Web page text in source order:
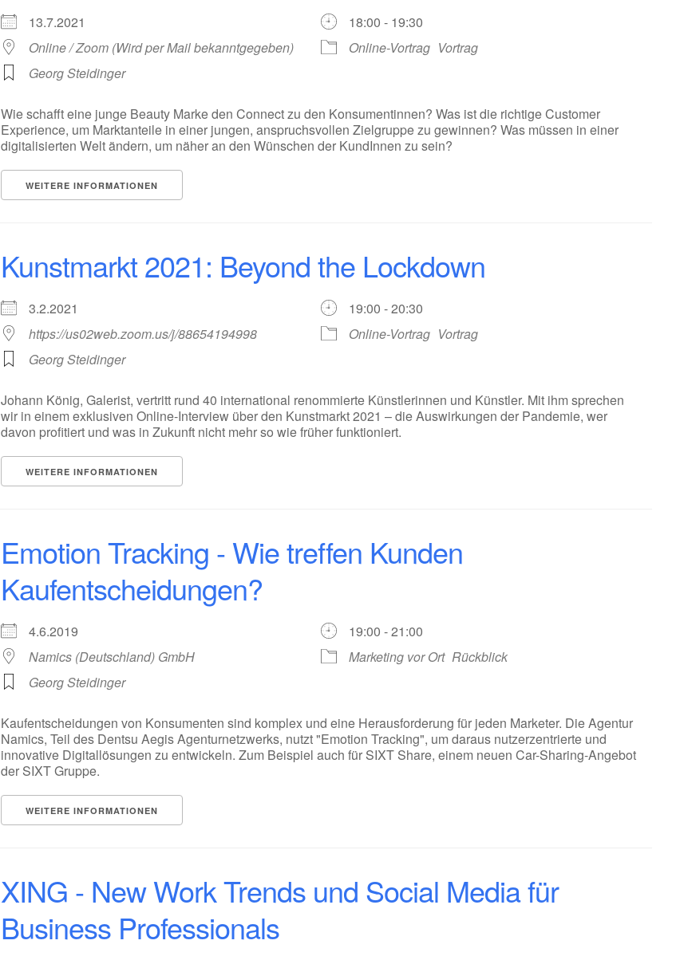
13.7.2021
18:00 - 19:30
Online / Zoom (Wird per Mail bekanntgegeben)
Online-Vortrag Vortrag
Georg Steidinger
Wie schafft eine junge Beauty Marke den Connect zu den Konsumentinnen? Was ist die richtige Customer
Experience, um Marktanteile in einer jungen, anspruchsvollen Zielgruppe zu gewinnen? Was müssen in einer
digitalisierten Welt ändern, um näher an den Wünschen der KundInnen zu sein?
WEITERE INFORMATIONEN
Kunstmarkt 2021: Beyond the Lockdown
3.2.2021
19:00 - 20:30
https://us02web.zoom.us/j/88654194998
Online-Vortrag Vortrag
Georg Steidinger
Johann König, Galerist, vertritt rund 40 international renommierte Künstlerinnen und Künstler. Mit ihm sprechen
wir in einem exklusiven Online-Interview über den Kunstmarkt 2021 – die Auswirkungen der Pandemie, wer
davon profitiert und was in Zukunft nicht mehr so wie früher funktioniert.
WEITERE INFORMATIONEN
Emotion Tracking - Wie treffen Kunden
Kaufentscheidungen?
4.6.2019
19:00 - 21:00
Namics (Deutschland) GmbH
Marketing vor Ort Rückblick
Georg Steidinger
Kaufentscheidungen von Konsumenten sind komplex und eine Herausforderung für jeden Marketer. Die Agentur
Namics, Teil des Dentsu Aegis Agenturnetzwerks, nutzt "Emotion Tracking", um daraus nutzerzentrierte und
innovative Digitallösungen zu entwickeln. Zum Beispiel auch für SIXT Share, einem neuen Car-Sharing-Angebot
der SIXT Gruppe.
WEITERE INFORMATIONEN
XING - New Work Trends und Social Media für
Business Professionals